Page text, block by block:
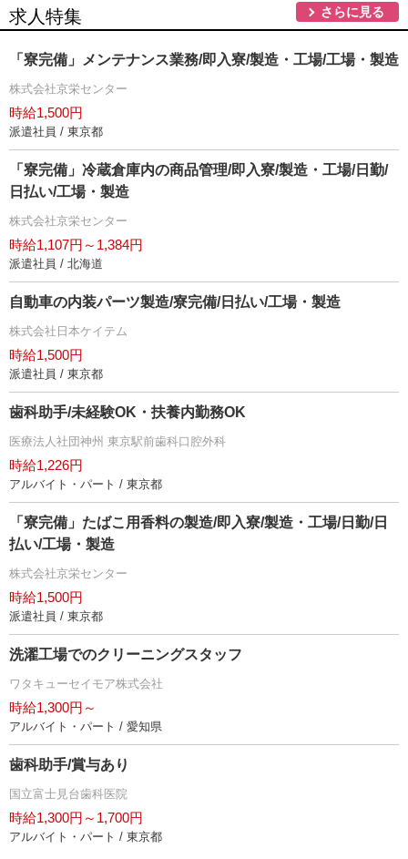
求人特集 さらに見る
「寮完備」メンテナンス業務/即入寮/製造・工場/工場・製造
株式会社京栄センター
時給1,500円
派遣社員 / 東京都
「寮完備」冷蔵倉庫内の商品管理/即入寮/製造・工場/日勤/
日払い/工場・製造
株式会社京栄センター
時給1,107円～1,384円
派遣社員 / 北海道
自動車の内装パーツ製造/寮完備/日払い/工場・製造
株式会社日本ケイテム
時給1,500円
派遣社員 / 東京都
歯科助手/未経験OK・扶養内勤務OK
医療法人社団神州 東京駅前歯科口腔外科
時給1,226円
アルバイト・パート / 東京都
「寮完備」たばこ用香料の製造/即入寮/製造・工場/日勤/日
払い/工場・製造
株式会社京栄センター
時給1,500円
派遣社員 / 東京都
洗濯工場でのクリーニングスタッフ
ワタキューセイモア株式会社
時給1,300円～
アルバイト・パート / 愛知県
歯科助手/賞与あり
国立富士見台歯科医院
時給1,300円～1,700円
アルバイト・パート / 東京都